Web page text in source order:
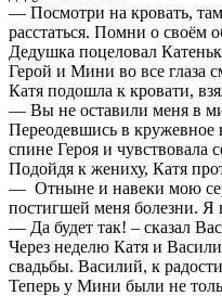
— Посмотри на кровать,
расстаться. Помни о своём
Дедушка поцеловал
Герой и Мини во все глаза
Катя подошла к кровати,
— Вы не оставили меня в
Переодевшись в кружевное
спине Героя и чувствовала
Подойдя к жениху, Катя
— Отныне и навеки мою
постигшей меня болезни. Я
— Да будет так! – сказал
Через неделю Катя и
свадьбы. Василий, к
Теперь у Мини были не